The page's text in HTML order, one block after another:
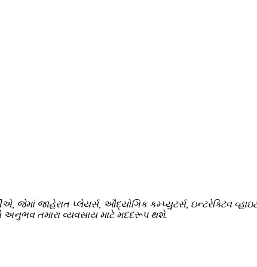
જેમાં જાહેરાત પ્લેયર્સ, ઔદ્યોગિક કમ્પ્યુટર્સ, ઇન્ટરેક્ટિવ
તમારા વ્યવસાય માટે મદદરૂપ થશે.